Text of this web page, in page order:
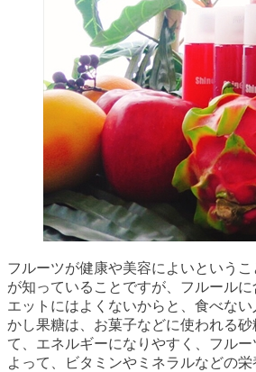
フルーツが健康や美容によいという
が知っていることですが、フルール
エットにはよくないからと、食べな
かし果糖は、お菓子などに使われる
て、エネルギーになりやすく、フル
よって、ビタミンやミネラルなどの